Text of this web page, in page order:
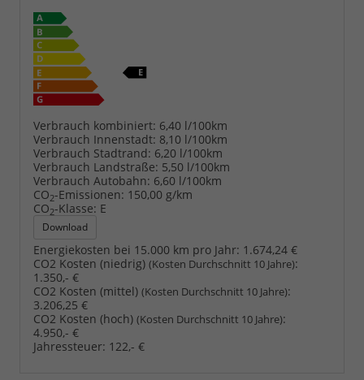
Verbrauch kombiniert: 6,40 l/100km
Verbrauch Innenstadt: 8,10 l/100km
Verbrauch Stadtrand: 6,20 l/100km
Verbrauch Landstraße: 5,50 l/100km
Verbrauch Autobahn: 6,60 l/100km
CO2-Emissionen: 150,00 g/km
CO2-Klasse: E
Download
Energiekosten bei 15.000 km pro Jahr: 1.674,24 €
CO2 Kosten (niedrig) (Kosten Durchschnitt 10 Jahre):
1.350,- €
CO2 Kosten (mittel) (Kosten Durchschnitt 10 Jahre):
3.206,25 €
CO2 Kosten (hoch) (Kosten Durchschnitt 10 Jahre):
4.950,- €
Jahressteuer: 122,- €